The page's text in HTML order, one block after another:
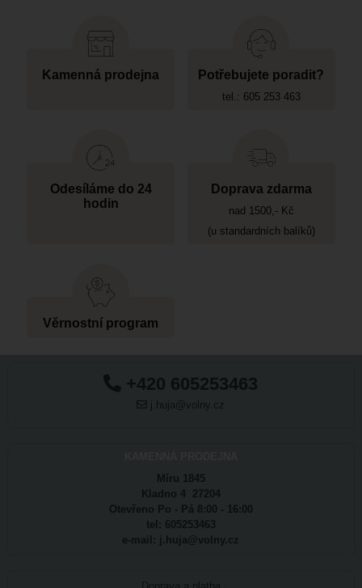
Kamenná prodejna Potřebujete poradit?
tel.: 605 253 463
Odesíláme do 24
hodin
Doprava zdarma
nad 1500,- Kč
(u standardních balíků)
Věrnostní program
+420 605253463
j.huja@volny.cz
Míru 1845
Kladno 4 27204
Otevřeno Po - Pá 8:00 - 16:00
tel: 605253463
e-mail: j.huja@volny.cz